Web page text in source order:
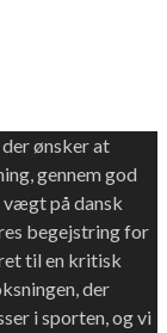
ønsker at
gennem god
på dansk
begejstring for
til en kritisk
der
i sporten, og vi